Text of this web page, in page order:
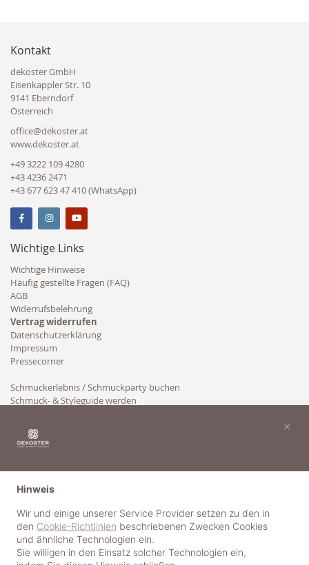
Kontakt
dekoster GmbH
Eisenkappler Str. 10
9141 Eberndorf
Österreich
office@dekoster.at
www.dekoster.at
+49 3222 109 4280
+43 4236 2471
+43 677 623 47 410 (WhatsApp)
Wichtige Links
Wichtige Hinweise
Häufig gestellte Fragen (FAQ)
AGB
Widerrufsbelehrung
Vertrag widerrufen
Datenschutzerklärung
Impressum
Pressecorner
Schmuckerlebnis / Schmuckparty buchen
Schmuck- & Styleguide werden
Hinweis
Wir und einige unserer Service Provider setzen zu den in
den Cookie-Richtlinien beschriebenen Zwecken Cookies
und ähnliche Technologien ein.
Sie willigen in den Einsatz solcher Technologien ein,
×